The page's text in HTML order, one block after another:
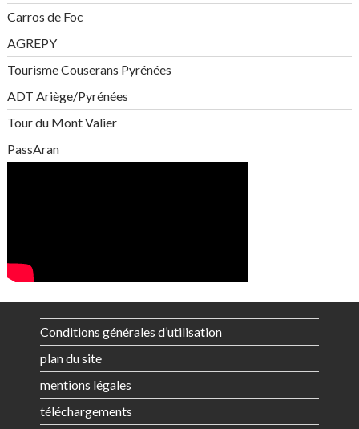
Carros de Foc
AGREPY
Tourisme Couserans Pyrénées
ADT Ariège/Pyrénées
Tour du Mont Valier
PassAran
Conditions générales d’utilisation
plan du site
mentions légales
téléchargements